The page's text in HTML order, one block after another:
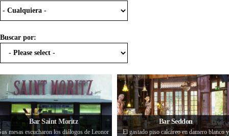
Buscar por:
Bar Saint Moritz
mesas escucharon los diálogos de Leonor
Bar Seddon
El gastado piso calcáreo en damero blanco y